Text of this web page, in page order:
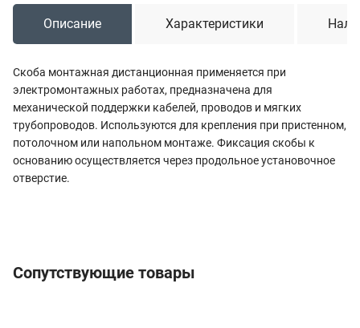
Описание Характеристики
Скоба монтажная дистанционная применяется при
электромонтажных работах, предназначена для
механической поддержки кабелей, проводов и мягких
трубопроводов. Используются для крепления при пристенном,
потолочном или напольном монтаже. Фиксация скобы к
основанию осуществляется через продольное установочное
отверстие.
Сопутствующие товары